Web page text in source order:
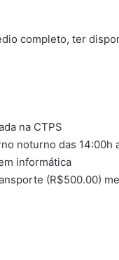
completo, ter
na CTPS
noturno das 14:00h
informática
(R$500.00)